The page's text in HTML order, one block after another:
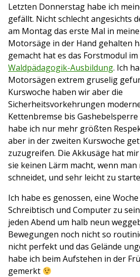
Letzten Donnerstag habe ich
gefällt. Nicht schlecht angesichts
am Montag das erste Mal in
Motorsäge in der Hand gehalten
gemacht hat es das Forstmodul
Waldpädagogik-Ausbildung. Ich
Motorsägen extrem gruselig
Kurswoche haben wir aber die
Sicherheitsvorkehrungen
Kettenbremse bis
habe ich nur mehr größten
aber in der zweiten Kurswoche
zuzugreifen. Die Akkusäge hat
sie keinen Lärm macht, wenn man
schneidet, und sehr leicht zu
Ich habe es genossen, eine
Schreibtisch und Computer zu
jeden Abend um halb neun
Bewegungen noch nicht so
nicht perfekt und das Gelände
habe ich beim Aufstehen in der
gemerkt